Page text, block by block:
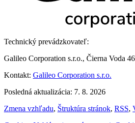
Technický prevádzkovateľ:
Galileo Corporation s.r.o., Čierna Voda
Kontakt: Galileo Corporation s.r.o.
Posledná aktualizácia: 7. 8. 2026
Zmena vzhľadu, Štruktúra stránok, RSS,